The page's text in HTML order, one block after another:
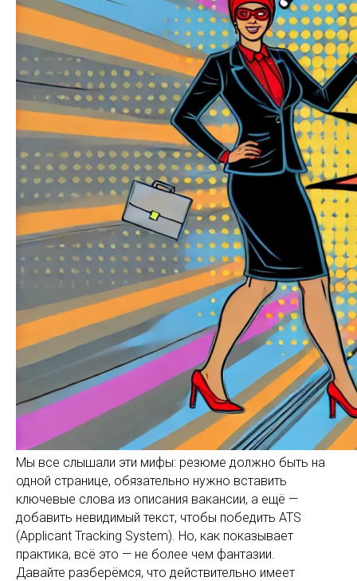
Мы все слышали эти мифы: резюме должно быть на
одной странице, обязательно нужно вставить
ключевые слова из описания вакансии, а ещё —
добавить невидимый текст, чтобы победить ATS
(Applicant Tracking System). Но, как показывает
практика, всё это — не более чем фантазии.
Давайте разберёмся, что действительно имеет